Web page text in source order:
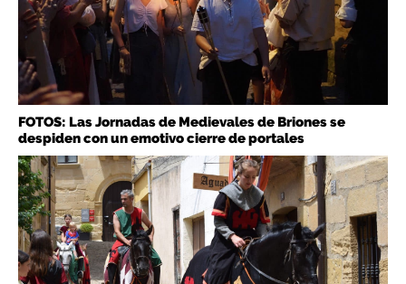
FOTOS: Las Jornadas de Medievales de Briones se
despiden con un emotivo cierre de portales